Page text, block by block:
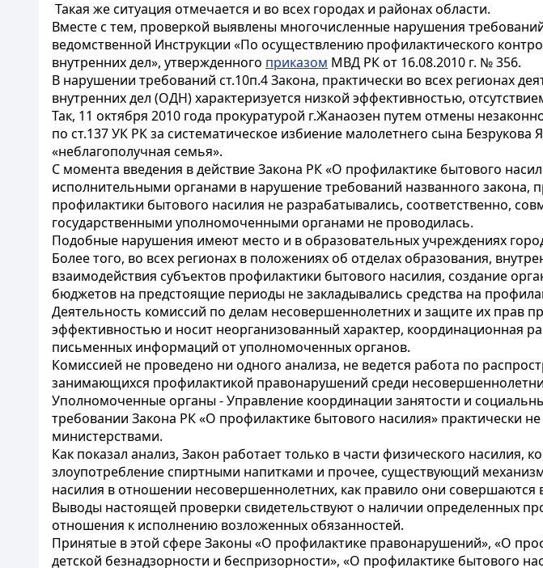
Такая же ситуация отмечается и во всех городах и районах области.
Вместе с тем, проверкой выявлены многочисленные нарушения
ведомственной Инструкции «По осуществлению профилактического
внутренних дел», утвержденного приказом МВД РК от 16.08.2010 г. № 356.
В нарушении требований ст.10п.4 Закона, практически во всех регионах
внутренних дел (ОДН) характеризуется низкой эффективностью,
Так, 11 октября 2010 года прокуратурой г.Жанаозен путем отмены
по ст.137 УК РК за систематическое избиение малолетнего сына
«неблагополучная семья».
С момента введения в действие Закона РК «О профилактике бытового
исполнительными органами в нарушение требований названного
профилактики бытового насилия не разрабатывались, соответственно,
государственными уполномоченными органами не проводилась.
Подобные нарушения имеют место и в образовательных учреждениях
Более того, во всех регионах в положениях об отделах образования,
взаимодействия субъектов профилактики бытового насилия, создание
бюджетов на предстоящие периоды не закладывались средства на
Деятельность комиссий по делам несовершеннолетних и защите их прав
эффективностью и носит неорганизованный характер, координационная
письменных информаций от уполномоченных органов.
Комиссией не проведено ни одного анализа, не ведется работа по
занимающихся профилактикой правонарушений среди
Уполномоченные органы - Управление координации занятости и
требовании Закона РК «О профилактике бытового насилия» практически
министерствами.
Как показал анализ, Закон работает только в части физического
злоупотребление спиртными напитками и прочее, существующий
насилия в отношении несовершеннолетних, как правило они
Выводы настоящей проверки свидетельствуют о наличии определенных
отношения к исполнению возложенных обязанностей.
Принятые в этой сфере Законы «О профилактике правонарушений», «О
детской безнадзорности и беспризорности», «О профилактике бытового